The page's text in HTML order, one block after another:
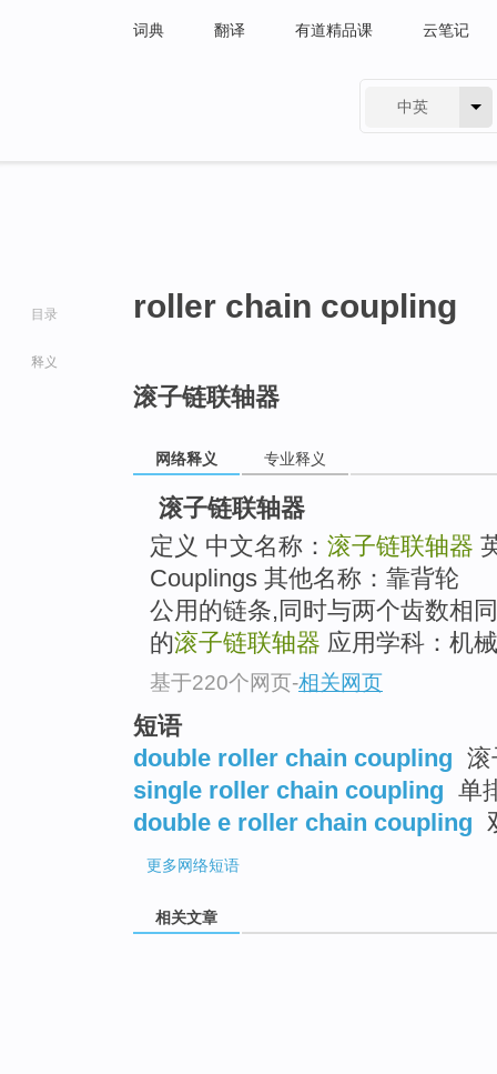
词典 翻译 有道精品课 云笔记
中英
目录
释义
roller chain coupling
滚子链联轴器
网络释义 专业释义
滚子链联轴器
定义 中文名称： 滚子链联轴器
Couplings 其他名称：靠背
公用的链条,同时与两个齿数相
的滚子链联轴器 应用学科：机
基于220个网页-相关网页
短语
double roller chain coupling 滚
single roller chain coupling 单
double e roller chain coupling
更多网络短语
相关文章